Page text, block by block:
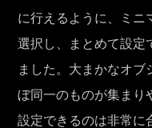
に行えるように、ミニ
選択し、まとめて設定
ました。大まかなオブ
ぼ同一のものが集まり
設定できるのは非常に